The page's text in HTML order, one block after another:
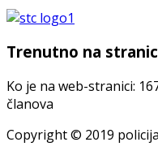
Trenutno na
Ko je na web-stranici:
članova
Copyright © 2019